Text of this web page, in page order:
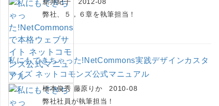
新井紀子 2012-08
弊社、５，６章を執筆担当！
私にもできちゃった!NetCommons実践デザインカスタ
マイズ ネットコモンズ公式マニュアル
橋本俊秀 藤原りか 2010-08
弊社社員が執筆担当！